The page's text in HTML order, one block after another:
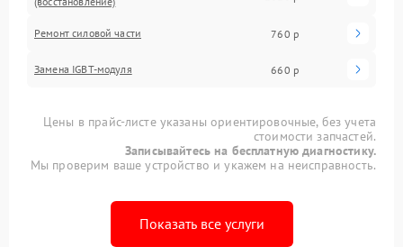
Ремонт силовой части 760 р
Замена IGBT-модуля 660 р
Цены в прайс-листе указаны ориентировочные, без учета
стоимости запчастей.
Записывайтесь на бесплатную диагностику.
Мы проверим ваше устройство и укажем на неисправность.
Показать все услуги